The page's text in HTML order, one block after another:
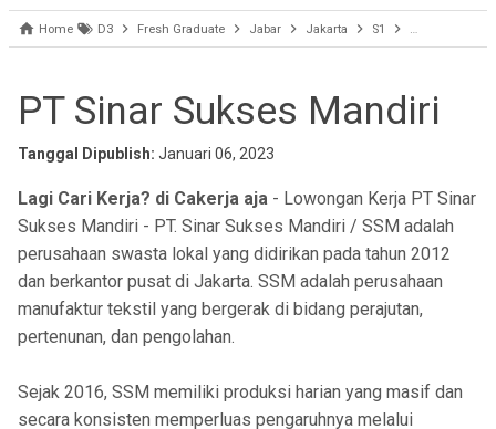
Home D3 Fresh Graduate Jabar Jakarta S1 Semua
PT Sinar Sukses Mandiri
Tanggal Dipublish: Januari 06, 2023
Lagi Cari Kerja? di Cakerja aja - Lowongan Kerja PT Sinar
Sukses Mandiri - PT. Sinar Sukses Mandiri / SSM adalah
perusahaan swasta lokal yang didirikan pada tahun 2012
dan berkantor pusat di Jakarta. SSM adalah perusahaan
manufaktur tekstil yang bergerak di bidang perajutan,
pertenunan, dan pengolahan.
Sejak 2016, SSM memiliki produksi harian yang masif dan
secara konsisten memperluas pengaruhnya melalui